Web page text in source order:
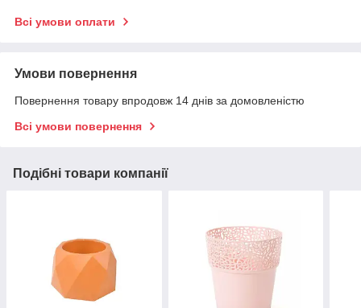
Всі умови оплати
Умови повернення
Повернення товару впродовж 14 днів за домовленістю
Всі умови повернення
Подібні товари компанії